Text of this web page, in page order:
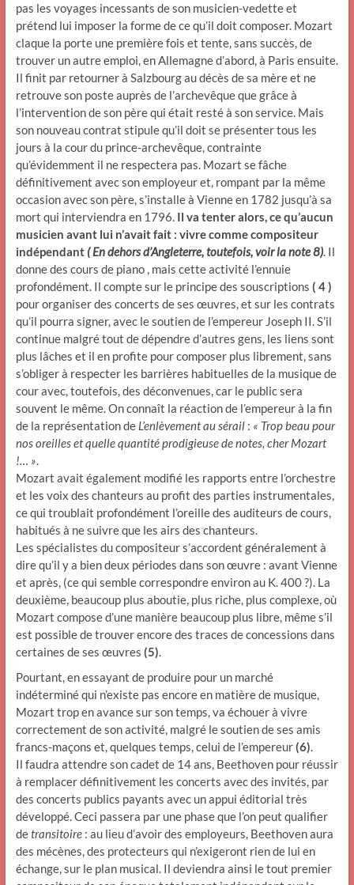
pas les voyages incessants de son musicien-vedette et
prétend lui imposer la forme de ce qu’il doit composer. Mozart
claque la porte une première fois et tente, sans succès, de
trouver un autre emploi, en Allemagne d’abord, à Paris ensuite.
Il finit par retourner à Salzbourg au décès de sa mère et ne
retrouve son poste auprès de l’archevêque que grâce à
l’intervention de son père qui était resté à son service. Mais
son nouveau contrat stipule qu’il doit se présenter tous les
jours à la cour du prince-archevêque, contrainte
qu’évidemment il ne respectera pas. Mozart se fâche
définitivement avec son employeur et, rompant par la même
occasion avec son père, s’installe à Vienne en 1782 jusqu’à sa
mort qui interviendra en 1796. Il va tenter alors, ce qu’aucun
musicien avant lui n’avait fait : vivre comme compositeur
indépendant ( En dehors d’Angleterre, toutefois, voir la note8). Il
donne des cours de piano , mais cette activité l’ennuie
profondément. Il compte sur le principe des souscriptions ( 4 )
pour organiser des concerts de ses œuvres, et sur les contrats
qu’il pourra signer, avec le soutien de l’empereur Joseph II. S’il
continue malgré tout de dépendre d’autres gens, les liens sont
plus lâches et il en profite pour composer plus librement, sans
s’obliger à respecter les barrières habituelles de la musique de
cour avec, toutefois, des déconvenues, car le public sera
souvent le même. On connaît la réaction de l’empereur à la fin
de la représentation de L’enlèvement au sérail: « Trop beau pour
nos oreilles et quelle quantité prodigieuse de notes, cher Mozart
!… ».
Mozart avait également modifié les rapports entre l’orchestre
et les voix des chanteurs au profit des parties instrumentales,
ce qui troublait profondément l’oreille des auditeurs de cours,
habitués à ne suivre que les airs des chanteurs.
Les spécialistes du compositeur s’accordent généralement à
dire qu’il y a bien deux périodes dans son œuvre : avant Vienne
et après, (ce qui semble correspondre environ au K. 400 ?). La
deuxième, beaucoup plus aboutie, plus riche, plus complexe, où
Mozart compose d’une manière beaucoup plus libre, même s’il
est possible de trouver encore des traces de concessions dans
certaines de ses œuvres (5).
Pourtant, en essayant de produire pour un marché
indéterminé qui n’existe pas encore en matière de musique,
Mozart trop en avance sur son temps, va échouer à vivre
correctement de son activité, malgré le soutien de ses amis
francs-maçons et, quelques temps, celui de l’empereur(6).
Il faudra attendre son cadet de 14 ans, Beethoven pour réussir
à remplacer définitivement les concerts avec des invités, par
des concerts publics payants avec un appui éditorial très
développé. Ceci passera par une phase que l’on peut qualifier
detransitoire : au lieu d’avoir des employeurs, Beethoven aura
des mécènes, des protecteurs qui n’exigeront rien de lui en
échange, sur le plan musical. Il deviendra ainsi le tout premier